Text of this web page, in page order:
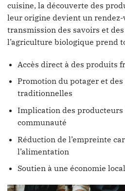
cuisine, la découverte des
leur origine devient un
transmission des savoirs et
l’agriculture biologique prend
Accès direct à des produits
Promotion du potager et
traditionnelles
Implication des producteurs
communauté
Réduction de l’empreinte
l’alimentation
Soutien à une économie